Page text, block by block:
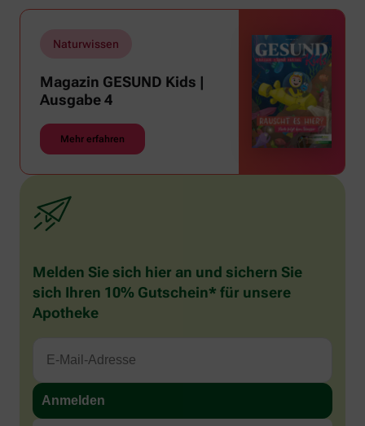
Naturwissen
Magazin GESUND Kids |
Ausgabe 4
Mehr erfahren
Melden Sie sich hier an und sichern Sie
sich Ihren 10% Gutschein* für unsere
Apotheke